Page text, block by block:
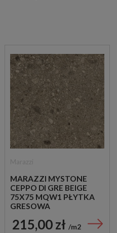
MARAZZI MYSTONE
CEPPO DI GRE BEIGE
75X75 MQW1 PŁYTKA
GRESOWA
215,00 zł m2